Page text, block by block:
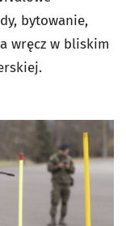
bytowanie,
wręcz w bliskim